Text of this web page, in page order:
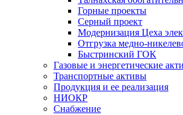
Горные проекты
Серный проект
Модернизация Цеха
Отгрузка медно-
Быстринский ГОК
Газовые и энергетические
Транспортные активы
Продукция и ее реализация
НИОКР
Снабжение